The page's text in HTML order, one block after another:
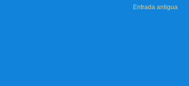
Entrada antigua